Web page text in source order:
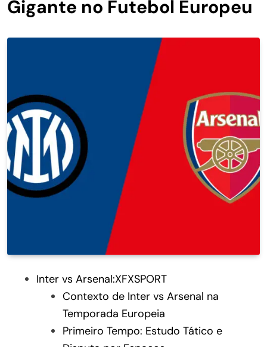
Gigante no Futebol Europeu
Inter vs Arsenal:XFXSPORT
Contexto de Inter vs Arsenal na
Temporada Europeia
Primeiro Tempo: Estudo Tático e